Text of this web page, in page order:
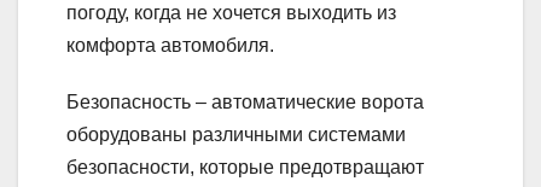
погоду, когда не хочется выходить из
комфорта автомобиля.
Безопасность – автоматические ворота
оборудованы различными системами
безопасности, которые предотвращают